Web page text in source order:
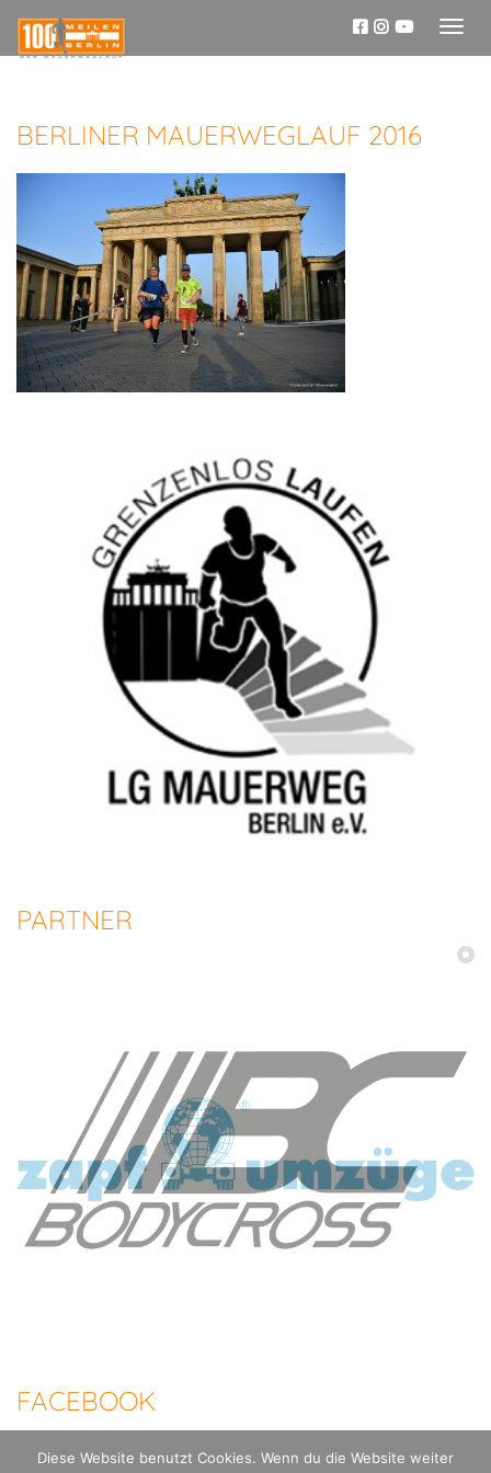
BERLINER MAUERWEGLAUF 2016
PARTNER
FACEBOOK
Diese Website benutzt Cookies. Wenn du die Website weiter